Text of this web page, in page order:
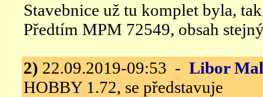
Stavebnice už tu komplet byla,
Předtím MPM 72549, obsah
2) 22.09.2019-09:53 - Libor
HOBBY 1.72, se představuje